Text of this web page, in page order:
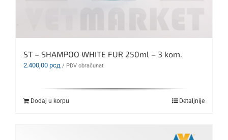
ST – SHAMPOO WHITE FUR 250ml – 3 kom.
2.400,00 рсд / PDV obračunat
Dodaj u korpu Detaljnije